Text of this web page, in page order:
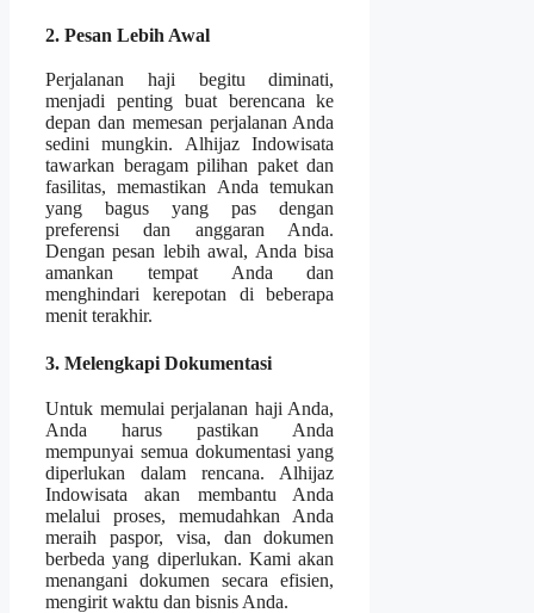
2. Pesan Lebih Awal
Perjalanan haji begitu diminati,
menjadi penting buat berencana ke
depan dan memesan perjalanan Anda
sedini mungkin. Alhijaz Indowisata
tawarkan beragam pilihan paket dan
fasilitas, memastikan Anda temukan
yang bagus yang pas dengan
preferensi dan anggaran Anda.
Dengan pesan lebih awal, Anda bisa
amankan tempat Anda dan
menghindari kerepotan di beberapa
menit terakhir.
3. Melengkapi Dokumentasi
Untuk memulai perjalanan haji Anda,
Anda harus pastikan Anda
mempunyai semua dokumentasi yang
diperlukan dalam rencana. Alhijaz
Indowisata akan membantu Anda
melalui proses, memudahkan Anda
meraih paspor, visa, dan dokumen
berbeda yang diperlukan. Kami akan
menangani dokumen secara efisien,
mengirit waktu dan bisnis Anda.